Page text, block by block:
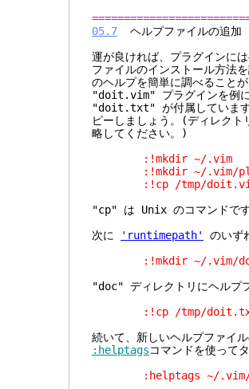
05.7 ヘルプフ
運が良ければ、プラグインに
ファイルのインストール方法
のヘルプを簡単に調べること
"doit.vim" プラグインを例に
"doit.txt" が付属しています
ピーしましょう。(ディレク
略してください。)
:!mkdir ~/.vim
:!mkdir ~/.vim/
:!cp /tmp/doit.vim
"cp" は Unix のコマンドで
次に
'runtimepath'
のいず
:!mkdir ~/.vim/
"doc" ディレクトリにヘルプ
:!cp /tmp/doit.txt
続いて、新しいヘルプファイ
:helptagsコマンドを使って
:helptags ~/.vim/